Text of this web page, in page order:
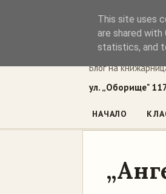
Блог на
ул. „Оборище"
НАЧАЛО
This site uses
are shared
statistics, and